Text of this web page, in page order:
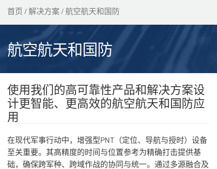
首页 / 解决方案 / 航空航天和国防
航空航天和国防
使用我们的高可靠性产品和解决方案设
计更智能、更高效的航空航天和国防应
用
在现代军事行动中，增强型PNT（定位、导航与授时）设备
至关重要。其高精度的时间与位置参考为精确打击提供基
础，确保跨军种、跨域作战的协同与统一。通过多源融合及